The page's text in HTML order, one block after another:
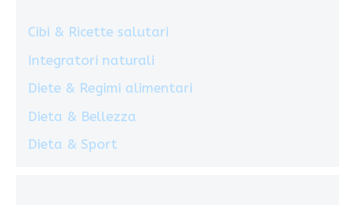
Cibi & Ricette salutari
Integratori naturali
Diete & Regimi alimentari
Dieta & Bellezza
Dieta & Sport